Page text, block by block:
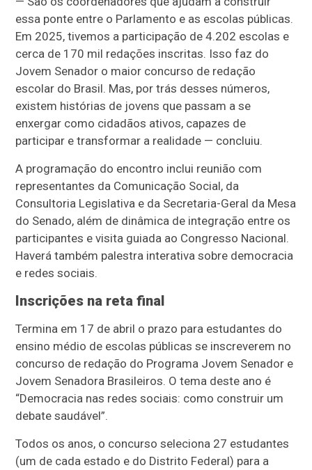
essa ponte entre o Parlamento e as escolas públicas.
Em 2025, tivemos a participação de 4.202 escolas e
cerca de 170 mil redações inscritas. Isso faz do
Jovem Senador o maior concurso de redação
escolar do Brasil. Mas, por trás desses números,
existem histórias de jovens que passam a se
enxergar como cidadãos ativos, capazes de
participar e transformar a realidade — concluiu.
A programação do encontro inclui reunião com
representantes da Comunicação Social, da
Consultoria Legislativa e da Secretaria-Geral da Mesa
do Senado, além de dinâmica de integração entre os
participantes e visita guiada ao Congresso Nacional.
Haverá também palestra interativa sobre democracia
e redes sociais.
Inscrições na reta final
Termina em 17 de abril o prazo para estudantes do
ensino médio de escolas públicas se inscreverem no
concurso de redação do Programa Jovem Senador e
Jovem Senadora Brasileiros. O tema deste ano é
“Democracia nas redes sociais: como construir um
debate saudável”.
Todos os anos, o concurso seleciona 27 estudantes
(um de cada estado e do Distrito Federal) para a